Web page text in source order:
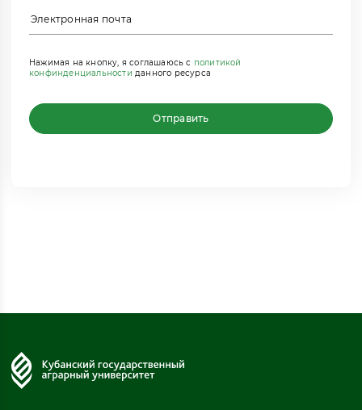
Нажимая на кнопку, я соглашаюсь с политикой
конфинденциальности данного ресурса
Отправить